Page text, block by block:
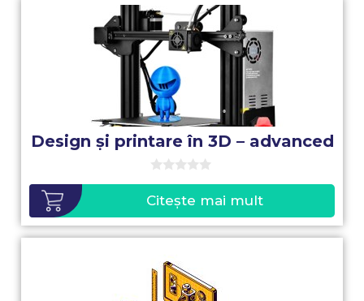
Design și printare în 3D – advanced
u
t
o
f
Citește mai mult